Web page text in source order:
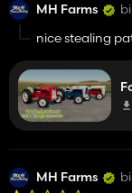
MH Farms
nice stealing
MH Farms